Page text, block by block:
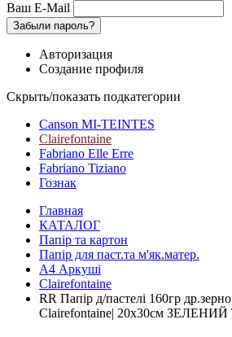
Ваш E-Mail
Забыли пароль?
Авторизация
Создание профиля
Скрыть/показать подкатегории
Canson MI-TEINTES
Clairefontaine
Fabriano Elle Erre
Fabriano Tiziano
Гознак
Главная
КАТАЛОГ
Папір та картон
Папір для паст.та м'як.матер.
А4 Аркуші
Clairefontaine
RR Папір д/пастелі 160гр
Clairefontaine| 20х30см